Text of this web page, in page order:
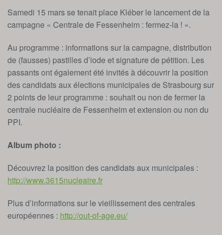
Samedi 15 mars se tenait place Kléber le lancement de la
campagne « Centrale de Fessenheim : fermez-la ! ».
Au programme : informations sur la campagne, distribution
de (fausses) pastilles d’iode et signature de pétition. Les
passants ont également été invités à découvrir la position
des candidats aux élections municipales de Strasbourg sur
2 points de leur programme : souhait ou non de fermer la
centrale nucléaire de Fessenheim et extension ou non du
PPI.
Album photo :
Découvrez la position des candidats aux municipales :
http://www.3615nucleaire.fr
Plus d’informations sur le vieillissement des centrales
européennes : http://out-of-age.eu/